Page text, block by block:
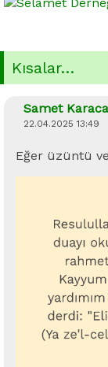
Kısalar…
Samet Karaca
22.04.2025 13:49
Eğer üzüntü